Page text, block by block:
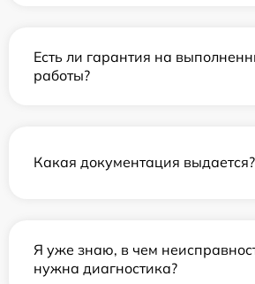
Есть ли гарантия на
работы?
Какая документация выдается?
Я уже знаю, в чем
нужна диагностика?